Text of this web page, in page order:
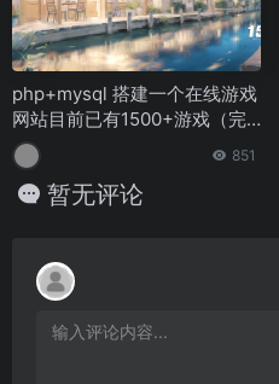
php+mysql 搭建一个在线游戏
网站目前已有1500+游戏（完
整代码解析）
851
暂无评论